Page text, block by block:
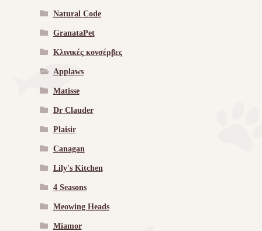
Natural Code
GranataPet
Κλινικές κονσέρβες
Applaws
Matisse
Dr Clauder
Plaisir
Canagan
Lily's Kitchen
4 Seasons
Meowing Heads
Miamor